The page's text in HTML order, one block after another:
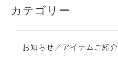
カテゴリー
お知らせ／アイテムご紹介